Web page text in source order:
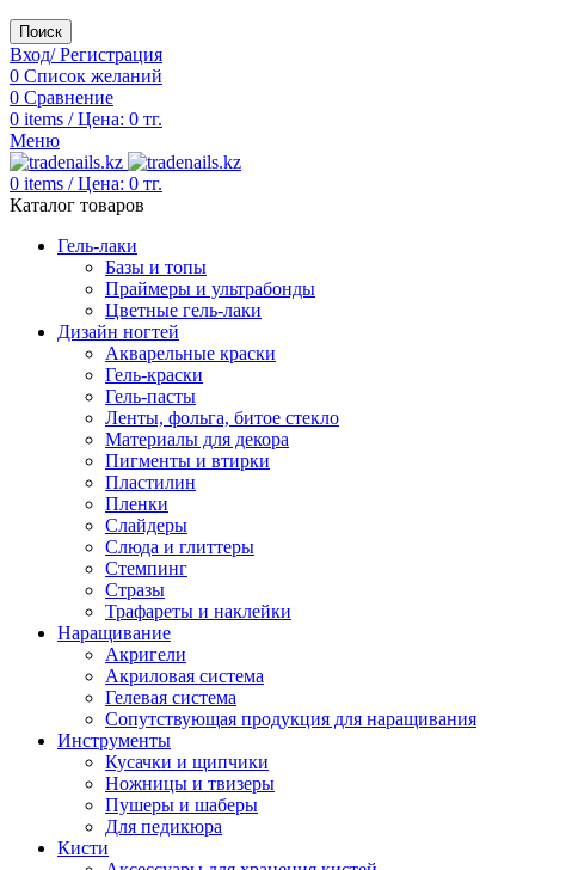
Поиск
Вход/ Регистрация
0 Список желаний
0 Сравнение
0 items / Цена: 0 тг.
Меню
0 items / Цена: 0 тг.
Каталог товаров
Гель-лаки
Базы и топы
Праймеры и ультрабонды
Цветные гель-лаки
Дизайн ногтей
Акварельные краски
Гель-краски
Гель-пасты
Ленты, фольга, битое стекло
Материалы для декора
Пигменты и втирки
Пластилин
Пленки
Слайдеры
Слюда и глиттеры
Стемпинг
Стразы
Трафареты и наклейки
Наращивание
Акригели
Акриловая система
Гелевая система
Сопутствующая продукция для наращивания
Инструменты
Кусачки и щипчики
Ножницы и твизеры
Пушеры и шаберы
Для педикюра
Кисти